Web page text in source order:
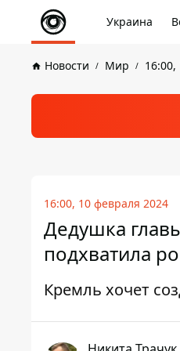
Украина
Новости Мир
16:00, 10 февраля 2024
Дедушка
подхватила
Кремль хочет